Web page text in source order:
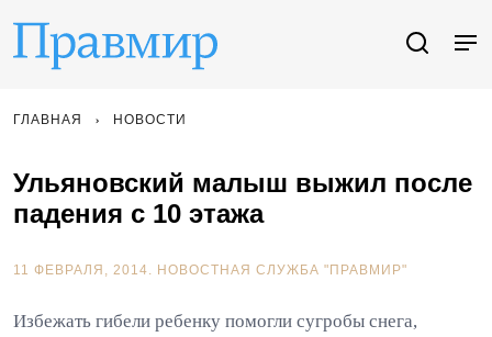
ГЛАВНАЯ НОВОСТИ
Ульяновский малыш выжил после
падения с 10 этажа
11 ФЕВРАЛЯ, 2014. НОВОСТНАЯ СЛУЖБА "ПРАВМИР"
Избежать гибели ребенку помогли сугробы снега,